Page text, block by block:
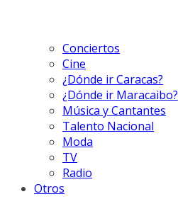
Conciertos
Cine
¿Dónde ir Caracas?
¿Dónde ir Maracaibo?
Música y Cantantes
Talento Nacional
Moda
TV
Radio
Otros